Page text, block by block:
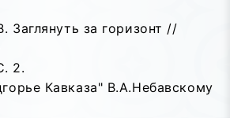
Заглянуть за горизонт //
2.
Кавказа" В.А.Небавскому